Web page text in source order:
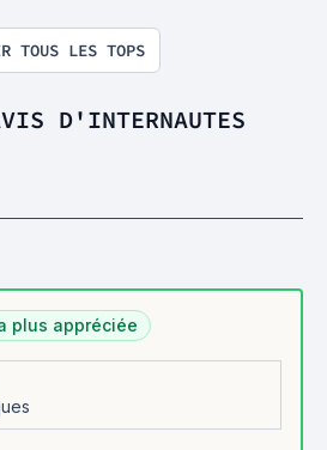
TOUS LES TOPS
D'INTERNAUTES
plus appréciée